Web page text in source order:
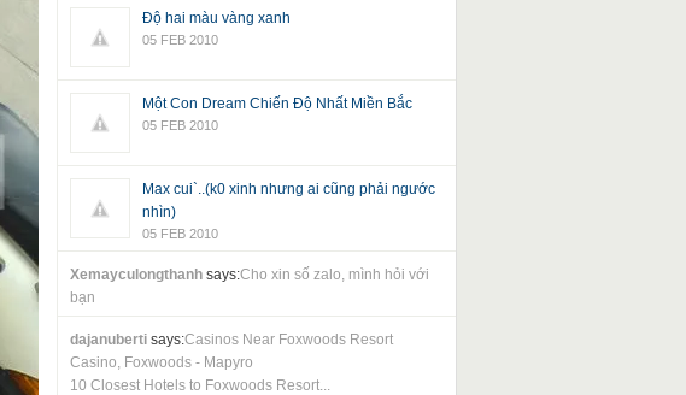
Độ hai màu vàng xanh
05 FEB 2010
Một Con Dream Chiến Độ Nhất Miền Bắc
05 FEB 2010
Max cui`..(k0 xinh nhưng ai cũng phải ngước
nhìn)
05 FEB 2010
Xemayculongthanhsays:Cho xin số zalo, mình hỏi với
bạn
dajanubertisays:Casinos Near Foxwoods Resort
Casino, Foxwoods - Mapyro
10 Closest Hotels to Foxwoods Resort...